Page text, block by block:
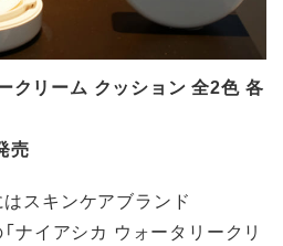
クリーム クッション 全2色 各
売
はスキンケアブランド
ナイアシカ ウォータリークリ